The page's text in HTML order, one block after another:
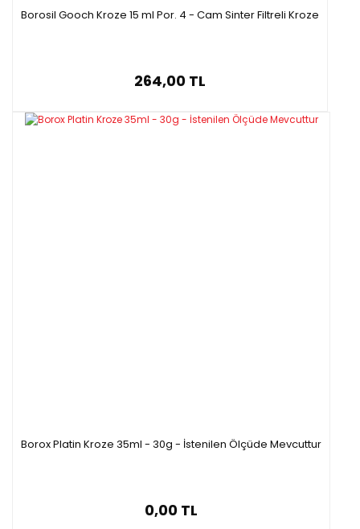
Borosil Gooch Kroze 15 ml Por. 4 - Cam Sinter Filtreli Kroze
264,00 TL
Borox Platin Kroze 35ml - 30g - İstenilen Ölçüde Mevcuttur
0,00 TL